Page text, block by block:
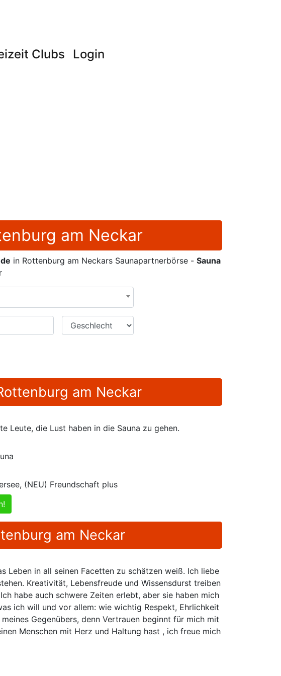
Clubs Login
am Neckar
in Rottenburg am Neckars Saunapartnerbörse - Sauna
Geschlecht
am Neckar
Leute, die Lust haben in die Sauna zu gehen.
(NEU) Freundschaft plus
am Neckar
Leben in all seinen Facetten zu schätzen weiß. Ich liebe
Kreativität, Lebensfreude und Wissensdurst treiben
habe auch schwere Zeiten erlebt, aber sie haben mich
ich will und vor allem: wie wichtig Respekt, Ehrlichkeit
Gegenübers, denn Vertrauen beginnt für mich mit
Menschen mit Herz und Haltung hast , ich freue mich